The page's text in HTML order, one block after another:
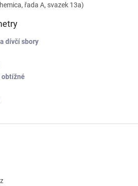
řada A, svazek 13a)
dívčí sbory
obtížné